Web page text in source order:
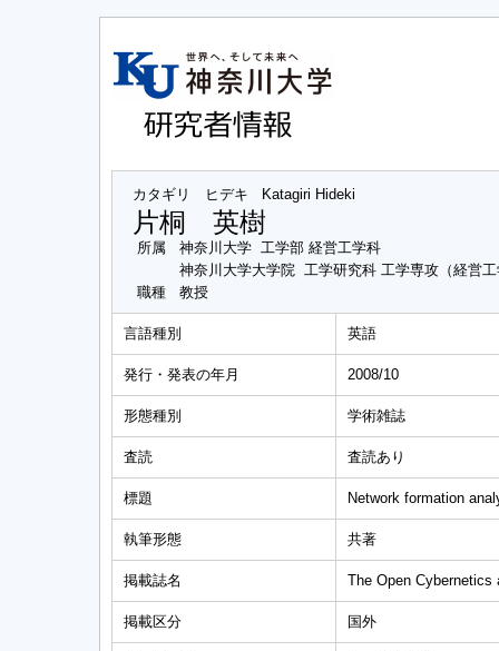
カタギリ ヒデキ Katagiri Hideki
片桐 英樹
所属
神奈川大学 工学部 経営工学科
神奈川大学大学院 工学研究科 工学専攻（経営
職種
教授
言語種別 英語
発行・発表の年月 2008/10
形態種別 学術雑誌
査読 査読あり
標題 Network formation
執筆形態 共著
掲載誌名 The Open
掲載区分 国外